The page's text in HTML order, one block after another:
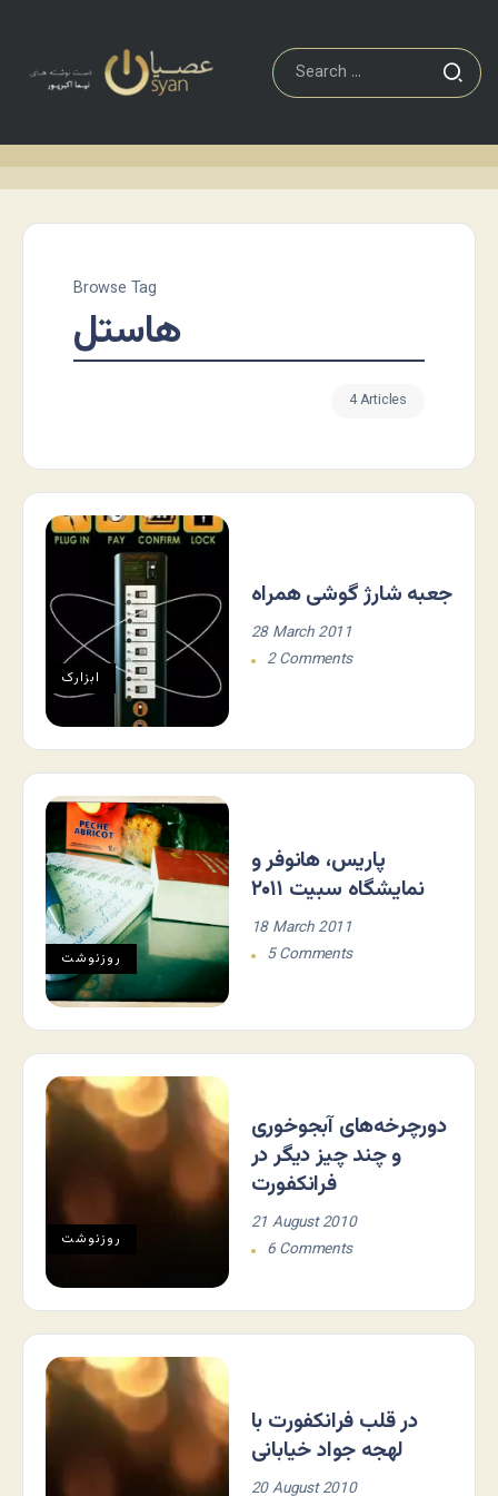
Browse Tag
هاستل
4 Articles
ابزارک
جعبه شارژ گوشی همراه
28 March 2011
2 Comments
روزنوشت
پاریس، هانوفر و
نمایشگاه سبیت ۲۰۱۱
18 March 2011
5 Comments
روزنوشت
دورچرخه‌های آبجوخوری
و چند چیز دیگر در
فرانکفورت
21 August 2010
6 Comments
در قلب فرانکفورت با
لهجه جواد خیابانی
20 August 2010